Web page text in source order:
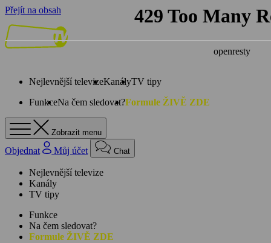
Přejít na obsah
Nejlevnější televizeKanályTV tipy
FunkceNa čem sledovat?Formule ŽIVĚ ZDE
Zobrazit menu
Objednat Můj účet Chat
Nejlevnější televize
Kanály
TV tipy
Funkce
Na čem sledovat?
Formule ŽIVĚ ZDE